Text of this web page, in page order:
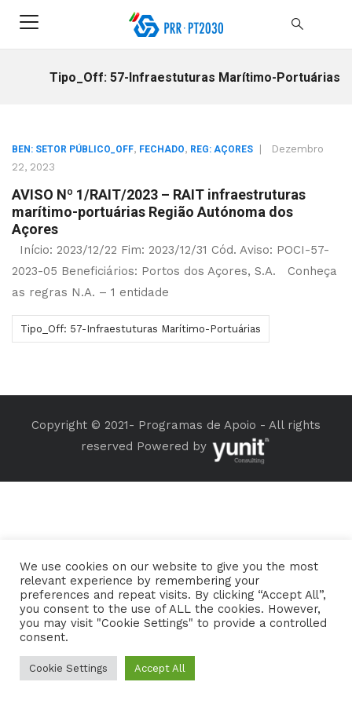
Tipo_Off: 57-Infraestuturas Marítimo-Portuárias
BEN: SETOR PÚBLICO_OFF, FECHADO, REG: AÇORES
Dezembro
22, 2023
AVISO Nº 1/RAIT/2023 – RAIT infraestruturas
marítimo-portuárias Região Autónoma dos
Açores
Início: 2023/12/22 Fim: 2023/12/31 Cód. Aviso: POCI-57-
2023-05 Beneficiários: Portos dos Açores, S.A. Conheça
as regras N.A. – 1 entidade
Tipo_Off: 57-Infraestuturas Marítimo-Portuárias
Copyright © 2021- Programas de Apoio - All rights
reserved Powered by
We use cookies on our website to give you the most
relevant experience by remembering your
preferences and repeat visits. By clicking “Accept All”,
you consent to the use of ALL the cookies. However,
you may visit "Cookie Settings" to provide a controlled
consent.
Cookie Settings Accept All